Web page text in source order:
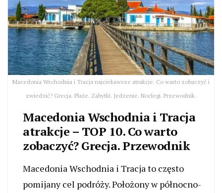
Macedonia Wschodnia i Tracja najciekawsze atrakcje. Co warto zobaczyć i
zwiedzić? Grecja. Plaże. Zabytki. Jedzenie. Noclegi. Przewodnik.
Macedonia Wschodnia i Tracja
atrakcje – TOP 10. Co warto
zobaczyć? Grecja. Przewodnik
Macedonia Wschodnia i Tracja to często
pomijany cel podróży. Położony w północno-